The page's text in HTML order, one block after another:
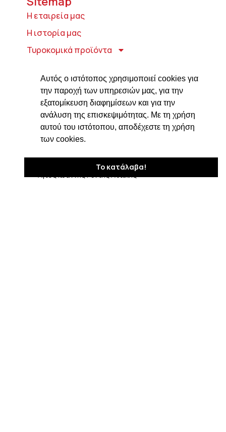
Αυτός ο ιστότοπος χρησιμοποιεί cookies για
την παροχή των υπηρεσιών μας, για την
εξατομίκευση διαφημίσεων και για την
ανάλυση της επισκεψιμότητας. Με τη χρήση
αυτού του ιστότοπου, αποδέχεστε τη χρήση
των cookies.
Το κατάλαβα!
Η εταιρεία μας
Η ιστορία μας
Τυροκομικά προϊόντα
Τοσίτσα
Delicatessen
Συνταγές
Επικοινωνία
Δαβάκη 7, ΤΚ 182 33